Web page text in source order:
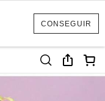
CONSEGUIR